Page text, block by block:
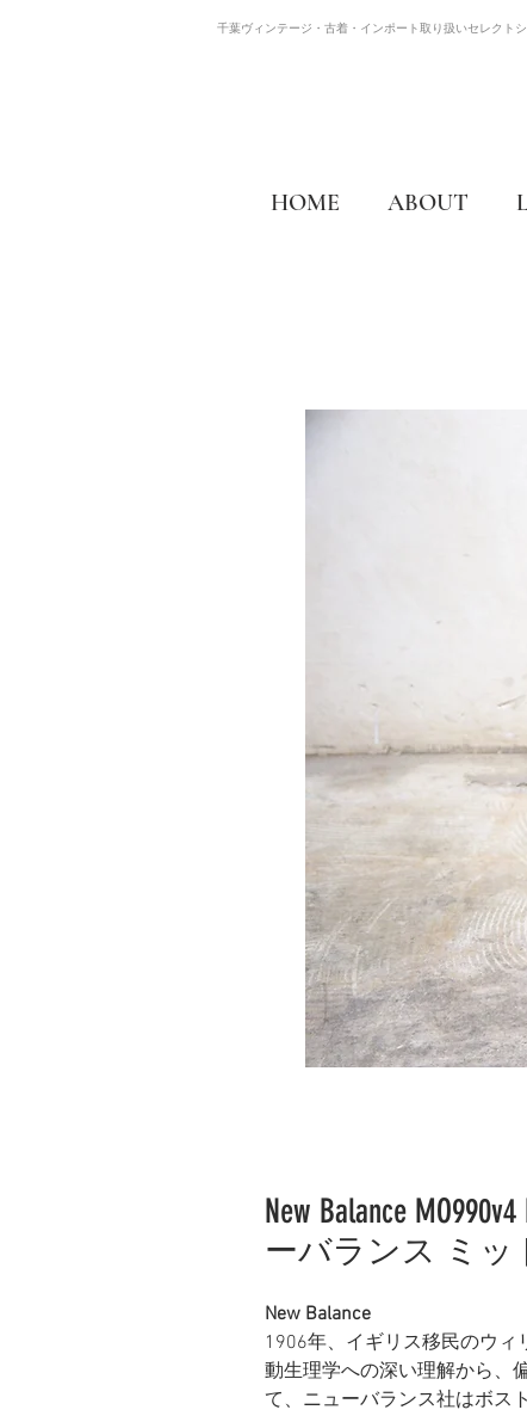
千葉ヴィンテージ・古着・インポート取り扱いセレクト
HOME ABOUT
New Balance
ーバランス ミッ
New Balance
1906年、イギリス移民のウ
動生理学への深い理解から、
て、ニューバランス社はボス